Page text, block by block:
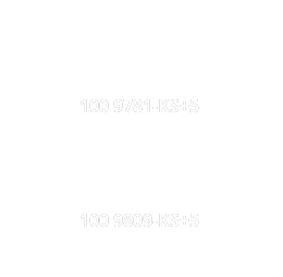
100 9781-KS+5
100 9809-KS+5